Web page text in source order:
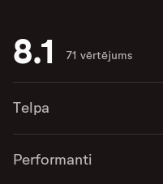
8.1 71 vērtējums
Telpa
Performanti